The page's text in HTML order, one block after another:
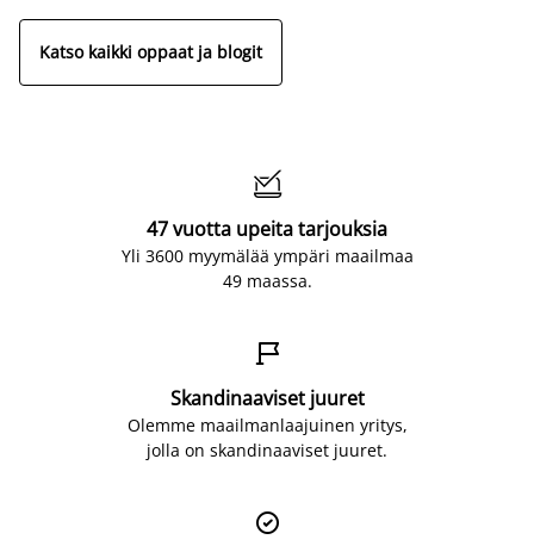
Katso kaikki oppaat ja blogit

47 vuotta upeita tarjouksia
Yli 3600 myymälää ympäri maailmaa
49 maassa.

Skandinaaviset juuret
Olemme maailmanlaajuinen yritys,
jolla on skandinaaviset juuret.
